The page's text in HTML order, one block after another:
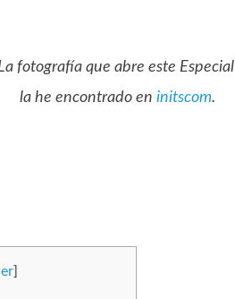
fotografía que abre este Especial
la he encontrado en initscom.
]